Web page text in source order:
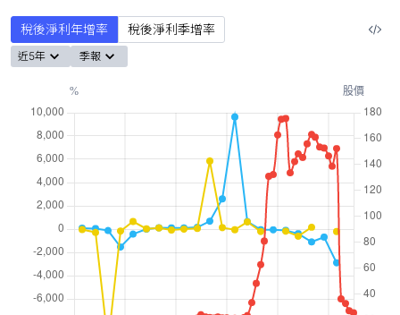
稅後淨利年增率 稅後淨利季增率
近5年 季報